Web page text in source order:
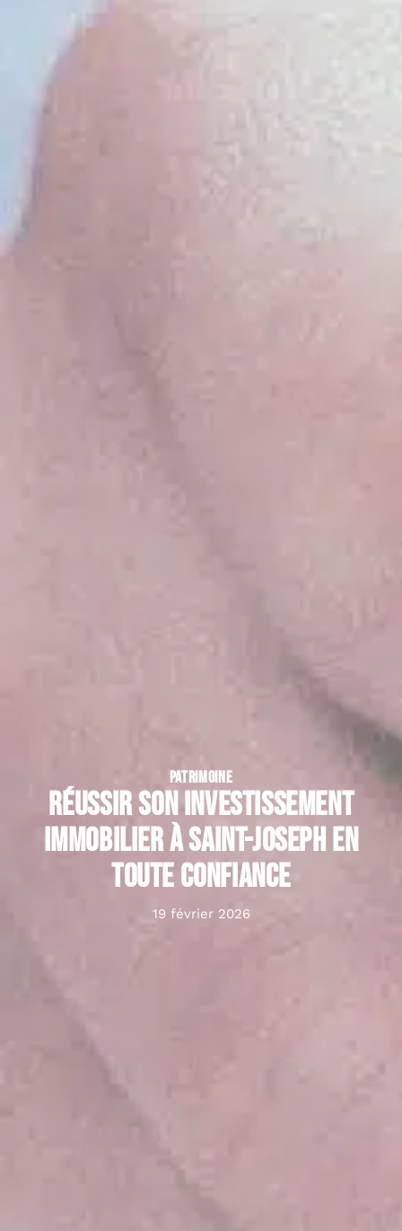
PATRIMOINE
Réussir son investissement
immobilier à Saint-Joseph en
toute confiance
19 février 2026